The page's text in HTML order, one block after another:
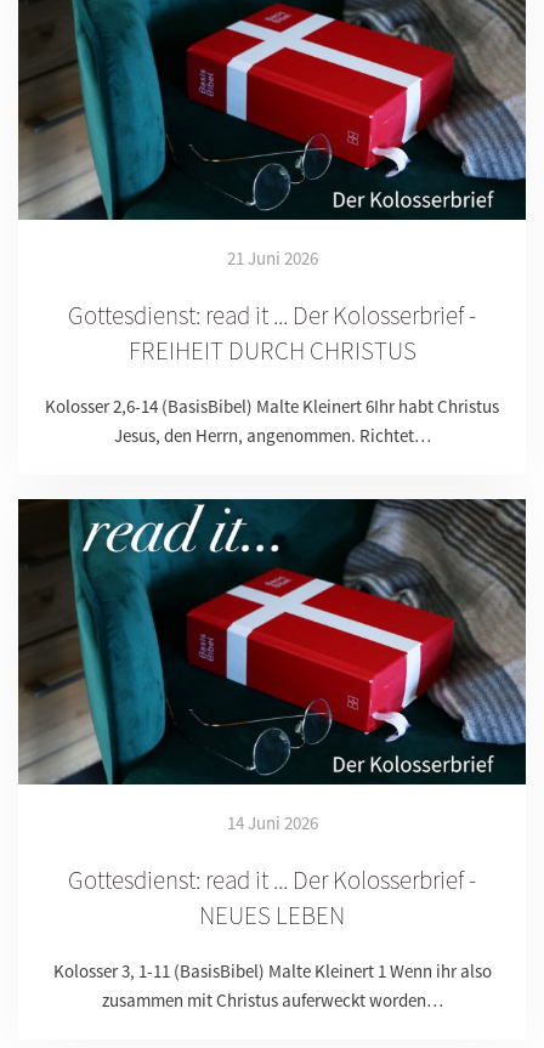
21 Juni 2026
Gottesdienst: read it ... Der Kolosserbrief -
FREIHEIT DURCH CHRISTUS
Kolosser 2,6-14 (BasisBibel) Malte Kleinert 6Ihr habt Christus
Jesus, den Herrn, angenommen. Richtet…
14 Juni 2026
Gottesdienst: read it ... Der Kolosserbrief -
NEUES LEBEN
Kolosser 3, 1-11 (BasisBibel) Malte Kleinert 1 Wenn ihr also
zusammen mit Christus auferweckt worden…